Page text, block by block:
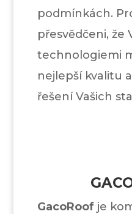
podmínkách.
přesvědčeni, že
technologiemi
nejlepší kvalitu
řešení Vašich
GacoRoofje